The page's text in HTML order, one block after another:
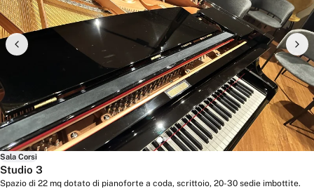
Sala Corsi
Studio 3
Spazio di 22 mq dotato di pianoforte a coda, scrittoio, 20-30 sedie imbottite.